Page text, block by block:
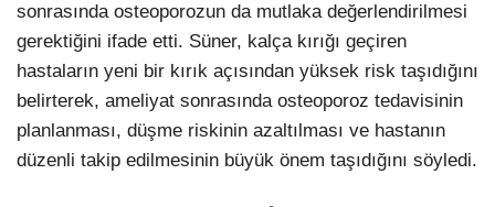
sonrasında osteoporozun da mutlaka değerlendirilmesi
gerektiğini ifade etti. Süner, kalça kırığı geçiren
hastaların yeni bir kırık açısından yüksek risk taşıdığını
belirterek, ameliyat sonrasında osteoporoz tedavisinin
planlanması, düşme riskinin azaltılması ve hastanın
düzenli takip edilmesinin büyük önem taşıdığını söyledi.